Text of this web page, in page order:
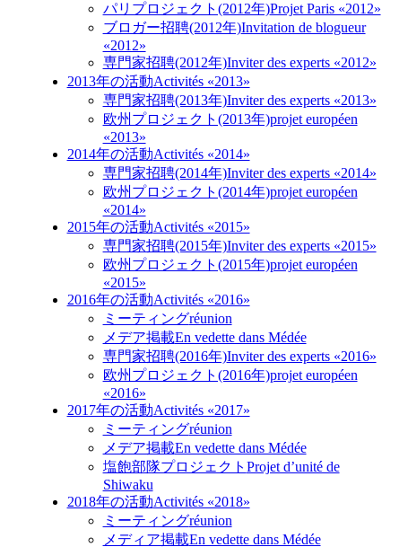
パリプロジェクト(2012年)Projet Paris «2012»
ブロガー招聘(2012年)Invitation de blogueur
«2012»
専門家招聘(2012年)Inviter des experts «2012»
2013年の活動Activités «2013»
専門家招聘(2013年)Inviter des experts «2013»
欧州プロジェクト(2013年)projet européen
«2013»
2014年の活動Activités «2014»
専門家招聘(2014年)Inviter des experts «2014»
欧州プロジェクト(2014年)projet européen
«2014»
2015年の活動Activités «2015»
専門家招聘(2015年)Inviter des experts «2015»
欧州プロジェクト(2015年)projet européen
«2015»
2016年の活動Activités «2016»
ミーティングréunion
メデア掲載En vedette dans Médée
専門家招聘(2016年)Inviter des experts «2016»
欧州プロジェクト(2016年)projet européen
«2016»
2017年の活動Activités «2017»
ミーティングréunion
メデア掲載En vedette dans Médée
塩飽部隊プロジェクト Projet d’unité de
Shiwaku
2018年の活動Activités «2018»
ミーティングréunion
メディア掲載En vedette dans Médée